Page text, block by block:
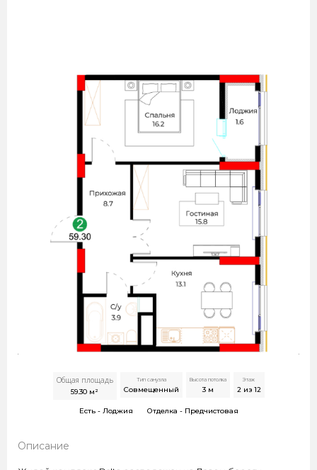
Общая площадь
59.30 м²
Тип санузла
Совмещенный
Высота потолка
3м
Этаж
2 из 12
Есть - Лоджия Отделка - Предчистовая
Описание